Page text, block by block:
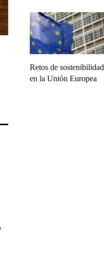
Retos de sostenibilidad
en la Unión Europea